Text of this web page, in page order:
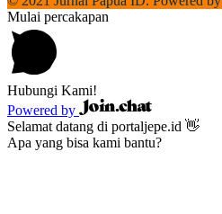
Mulai percakapan
Hubungi Kami!
Powered by
Selamat datang di portaljepe.id 👋
Apa yang bisa kami bantu?